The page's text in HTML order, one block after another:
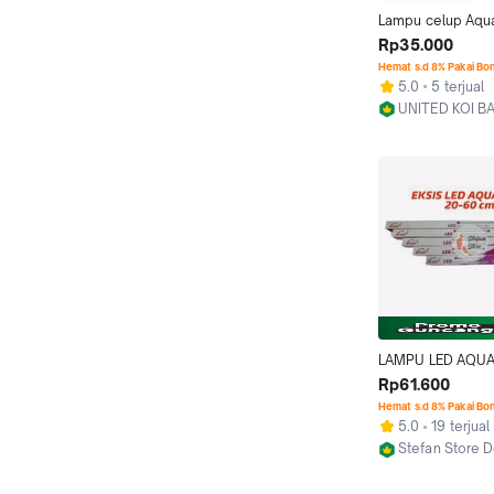
Lampu celup
RECENT DAY AND
T4 N series
Mode Lampu Led
40 Cm
Rp35.000
Hemat s.d 8% Pakai
5.0
5 terjual
UNITED KOI
LAMPU LED
EKSIS 20 30 40
Rp61.600
Hemat s.d 8% Pakai
5.0
19 terjual
Stefan Store